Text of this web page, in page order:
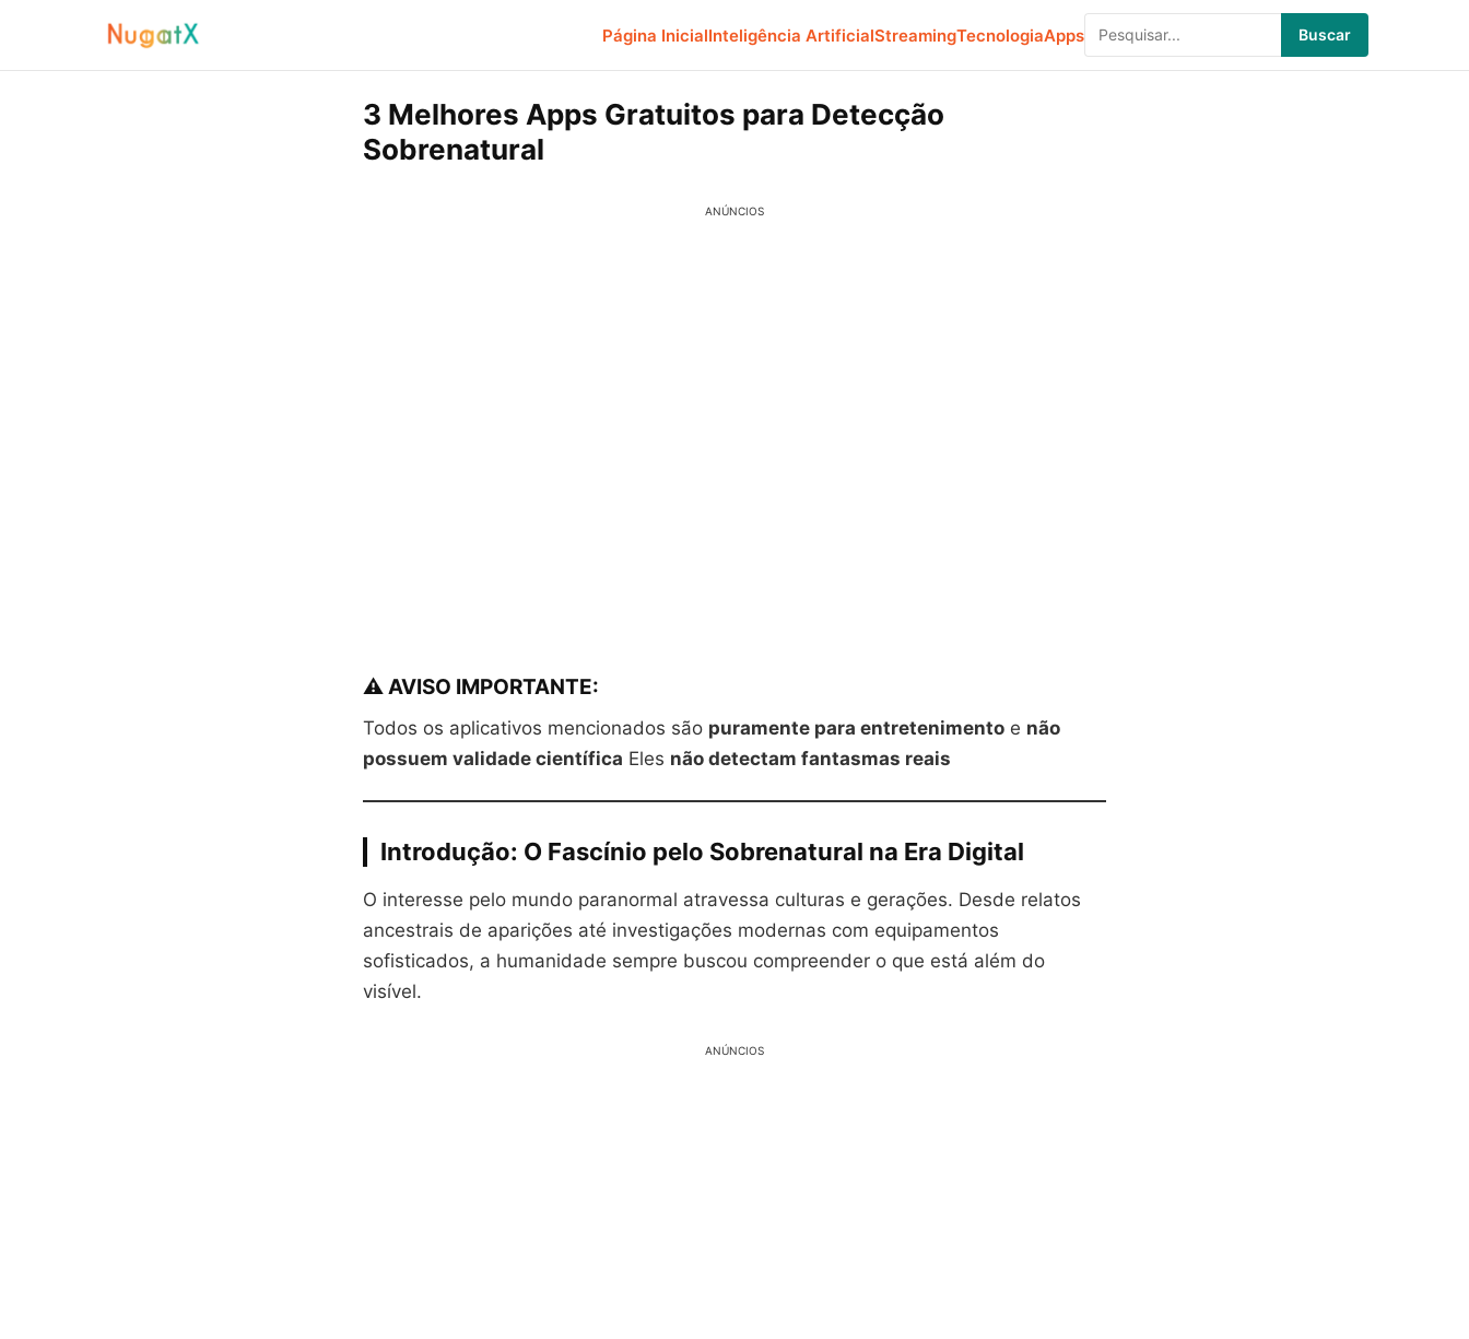
Página InicialInteligência ArtificialStreamingTecnologiaApps Buscar
3 Melhores Apps Gratuitos para Detecção
Sobrenatural
ANÚNCIOS
⚠️ AVISO IMPORTANTE:
Todos os aplicativos mencionados são puramente para entretenimento e não
possuem validade científica Eles não detectam fantasmas reais
Introdução: O Fascínio pelo Sobrenatural na Era Digital
O interesse pelo mundo paranormal atravessa culturas e gerações. Desde relatos
ancestrais de aparições até investigações modernas com equipamentos
sofisticados, a humanidade sempre buscou compreender o que está além do
visível.
ANÚNCIOS